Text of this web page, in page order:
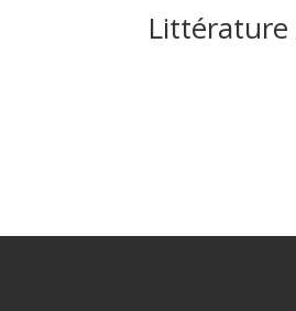
Littérature